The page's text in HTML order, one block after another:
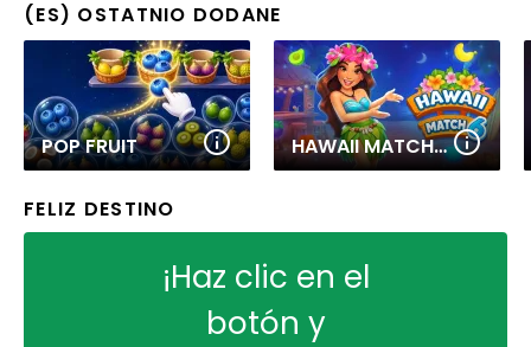
(ES) OSTATNIO DODANE
POP FRUIT HAWAII MATCH 6
FELIZ DESTINO
¡Haz clic en el
botón y